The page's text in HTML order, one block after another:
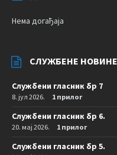
Нема догађаја
СЛУЖБЕНЕ НОВИНЕ
Службени гласник бр 7
8. јул 2026. 1 прилог
Службени гласник бр 6.
20. мај 2026. 1 прилог
Службени гласник бр 5.